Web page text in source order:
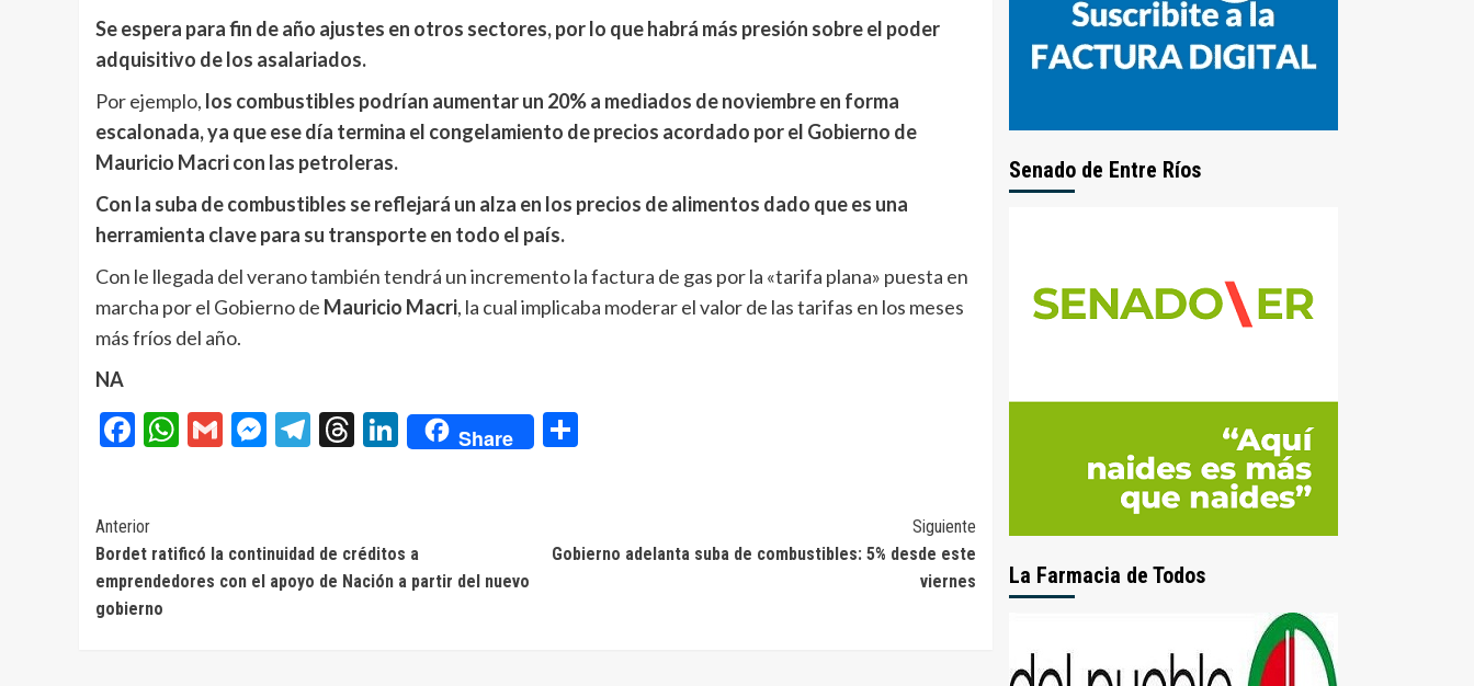
Se espera para fin de año ajustes en otros sectores, por lo que habrá más presión sobre el poder
adquisitivo de los asalariados.
Por ejemplo, los combustibles podrían aumentar un 20% a mediados de noviembre en forma
escalonada, ya que ese día termina el congelamiento de precios acordado por el Gobierno de
Mauricio Macri con las petroleras.
Con la suba de combustibles se reflejará un alza en los precios de alimentos dado que es una
herramienta clave para su transporte en todo el país.
Con le llegada del verano también tendrá un incremento la factura de gas por la «tarifa plana» puesta en
marcha por el Gobierno de Mauricio Macri, la cual implicaba moderar el valor de las tarifas en los meses
más fríos del año.
NA
Facebook
WhatsApp
GmailMessenger
Telegram
Threads
LinkedIn
Share
Navegación
de
entradas
Anterior
Bordet ratificó la continuidad de créditos a
emprendedores con el apoyo de Nación a partir del nuevo
gobierno
Siguiente
Gobierno adelanta suba de combustibles: 5% desde este
viernes
Senado de Entre Ríos
La Farmacia de Todos